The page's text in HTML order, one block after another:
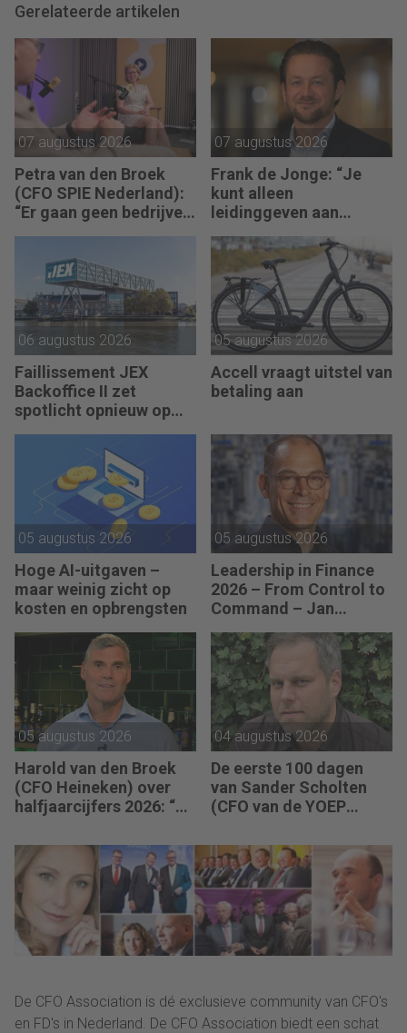
Gerelateerde artikelen
07 augustus 2026
Petra van den Broek
(CFO SPIE Nederland):
“Er gaan geen bedrijven
07 augustus 2026
Frank de Jonge: “Je
kunt alleen
leidinggeven aan
kunt geven aan jezelf.”
06 augustus 2026
Faillissement JEX
Backoffice II zet
spotlicht opnieuw op
05 augustus 2026
Accell vraagt uitstel van
betaling aan
05 augustus 2026
Hoge AI-uitgaven –
maar weinig zicht op
kosten en opbrengsten
05 augustus 2026
Leadership in Finance
2026 – From Control to
Command – Jan
van The Protein
Brewery): “Je moet
vaak met relatief weinig
data toch knopen
doorhakken.”
05 augustus 2026
Harold van den Broek
(CFO Heineken) over
halfjaarcijfers 2026: “De
vooruitgang is
zichtbaar.”
04 augustus 2026
De eerste 100 dagen
van Sander Scholten
(CFO van de YOEP
sturing werkt pas echt
als mensen begrijpen
waarom keuzes nodig
zijn.”
De CFO Association is dé exclusieve community van CFO's
en FD's in Nederland. De CFO Association biedt een schat